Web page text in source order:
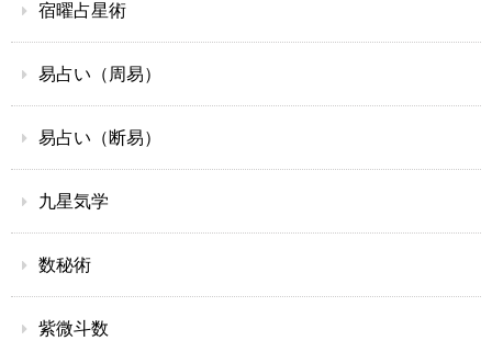
宿曜占星術
易占い（周易）
易占い（断易）
九星気学
数秘術
紫微斗数